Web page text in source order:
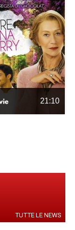
21:10
TUTTE LE NEWS